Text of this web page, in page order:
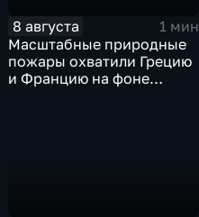
8 августа
1 мин
Масштабные природные
пожары охватили Грецию
и Францию на фоне